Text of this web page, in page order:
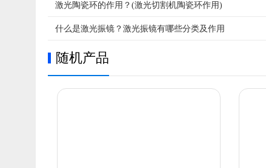
激光陶瓷环的作用？(激光切割机陶瓷环作用)
什么是激光振镜？激光振镜有哪些分类及作用
随机产品